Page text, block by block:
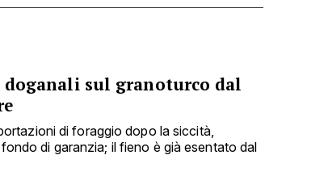
doganali sul granoturco dal
di foraggio dopo la siccità,
di garanzia; il fieno è già esentato dal